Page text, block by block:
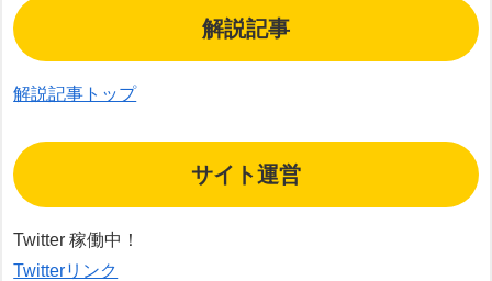
解説記事
解説記事トップ
サイト運営
Twitter 稼働中！
Twitterリンク